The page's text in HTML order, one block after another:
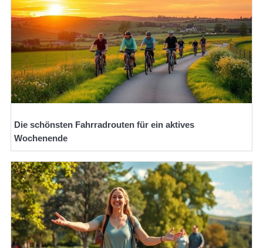
Die schönsten Fahrradrouten für ein aktives
Wochenende